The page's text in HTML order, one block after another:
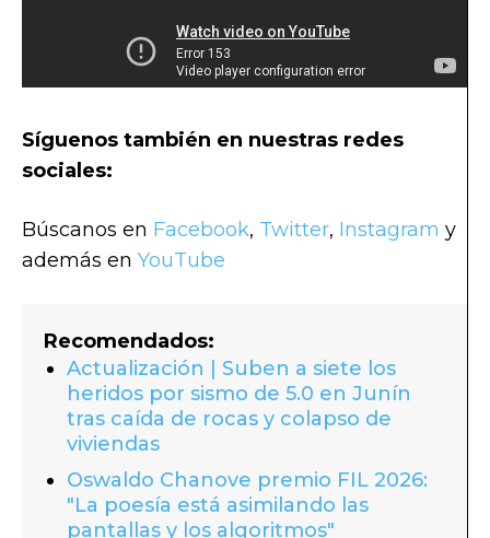
Síguenos también en nuestras redes
sociales:
Búscanos en Facebook, Twitter, Instagram y
además en YouTube
Recomendados:
Actualización | Suben a siete los
heridos por sismo de 5.0 en Junín
tras caída de rocas y colapso de
viviendas
Oswaldo Chanove premio FIL 2026:
"La poesía está asimilando las
pantallas y los algoritmos"